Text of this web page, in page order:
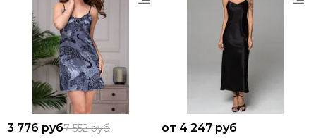
3 776 руб7 552 руб
от 4 247 руб